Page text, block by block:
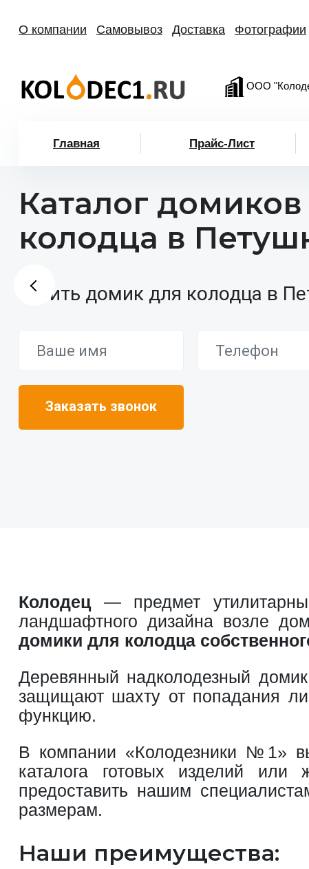
О компании Самовывоз Доставка Фотографии
ООО
Главная Прайс-Лист
Каталог
колодца в
Купить домик для колодца в
Колодец— предмет
ландшафтного дизайна возле
домики для колодца
Деревянный надколодезный
защищают шахту от попадания
функцию.
В компании «Колодезники №1»
каталога готовых изделий или
предоставить нашим
размерам.
Наши преимущества: